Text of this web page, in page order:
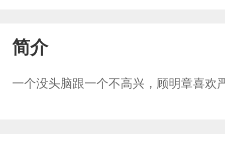
简介
一个没头脑跟一个不高兴，顾明章喜欢